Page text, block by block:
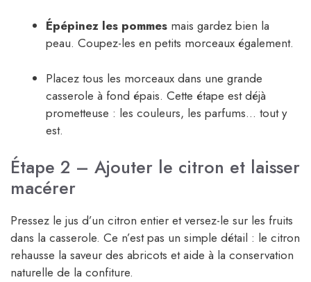
Épépinez les pommes mais gardez bien la
peau. Coupez-les en petits morceaux également.
Placez tous les morceaux dans une grande
casserole à fond épais. Cette étape est déjà
prometteuse : les couleurs, les parfums… tout y
est.
Étape 2 – Ajouter le citron et laisser
macérer
Pressez le jus d’un citron entier et versez-le sur les fruits
dans la casserole. Ce n’est pas un simple détail : le citron
rehausse la saveur des abricots et aide à la conservation
naturelle de la confiture.